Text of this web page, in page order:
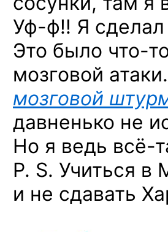
Уф-ф!! Я
Это было что-
мозговой
мозговой
давненько не
Но я ведь всё-
P. S. Учиться в
и не сдавать